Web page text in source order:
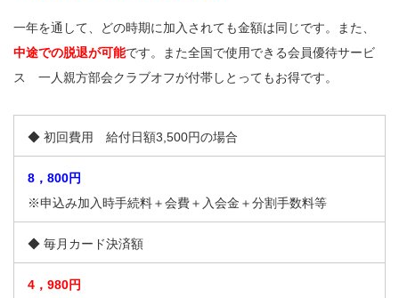
一年を通して、どの時期に加入されても金額は同じです。また、
中途での脱退が可能です。また全国で使用できる会員優待サービ
ス 一人親方部会クラブオフが付帯しとってもお得です。
◆ 初回費用 給付日額3,500円の場合
8，800円
※申込み加入時手続料＋会費＋入会金＋分割手数料等
◆ 毎月カード決済額
4，980円